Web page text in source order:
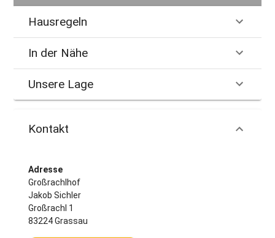
Hausregeln
In der Nähe
Unsere Lage
Kontakt
Adresse
Großrachlhof
Jakob Sichler
Großrachl 1
83224 Grassau